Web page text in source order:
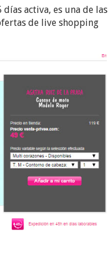
activa, es una de las
de live shopping